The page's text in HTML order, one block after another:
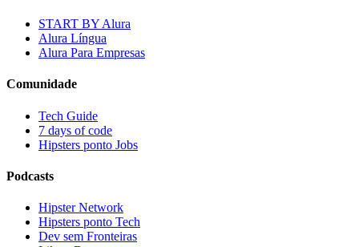
START BY Alura
Alura Língua
Alura Para Empresas
Comunidade
Tech Guide
7 days of code
Hipsters ponto Jobs
Podcasts
Hipster Network
Hipsters ponto Tech
Dev sem Fronteiras